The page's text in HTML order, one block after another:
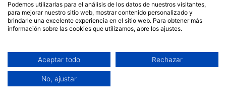
Fa més de deu anys, a Fil a l'agulla vam imaginar
néixer elCurs Triennal de Facilitació, un recorregut
de tres anys que combina pràctica, marc teòric i
transformació personal.
Podemos utilizarlas para el análisis de los datos de nuestros visitantes,
para mejorar nuestro sitio web, mostrar contenido personalizado y
brindarle una excelente experiencia en el sitio web. Para obtener más
información sobre las cookies que utilizamos, abre los ajustes.
Aceptar todo Rechazar
No, ajustar